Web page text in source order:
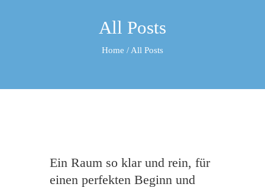
All Posts
Home All Posts
Ein Raum so klar und rein, für
einen perfekten Beginn und